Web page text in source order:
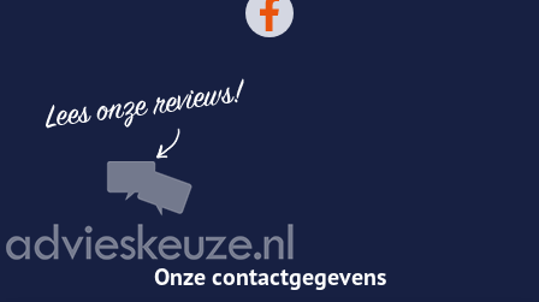
Onze contactgegevens